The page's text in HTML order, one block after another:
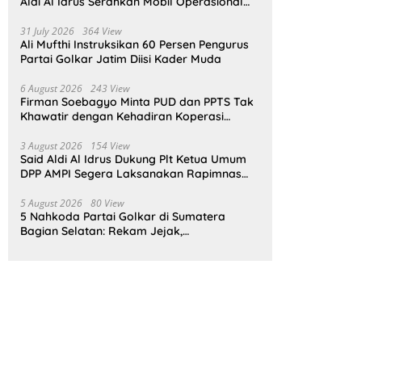
31 July 2026 364 View
Ali Mufthi Instruksikan 60 Persen Pengurus
Partai Golkar Jatim Diisi Kader Muda
6 August 2026 243 View
Firman Soebagyo Minta PUD dan PPTS Tak
Khawatir dengan Kehadiran Koperasi
3 August 2026 154 View
Said Aldi Al Idrus Dukung Plt Ketua Umum
DPP AMPI Segera Laksanakan Rapimnas
5 August 2026 80 View
5 Nahkoda Partai Golkar di Sumatera
Bagian Selatan: Rekam Jejak,